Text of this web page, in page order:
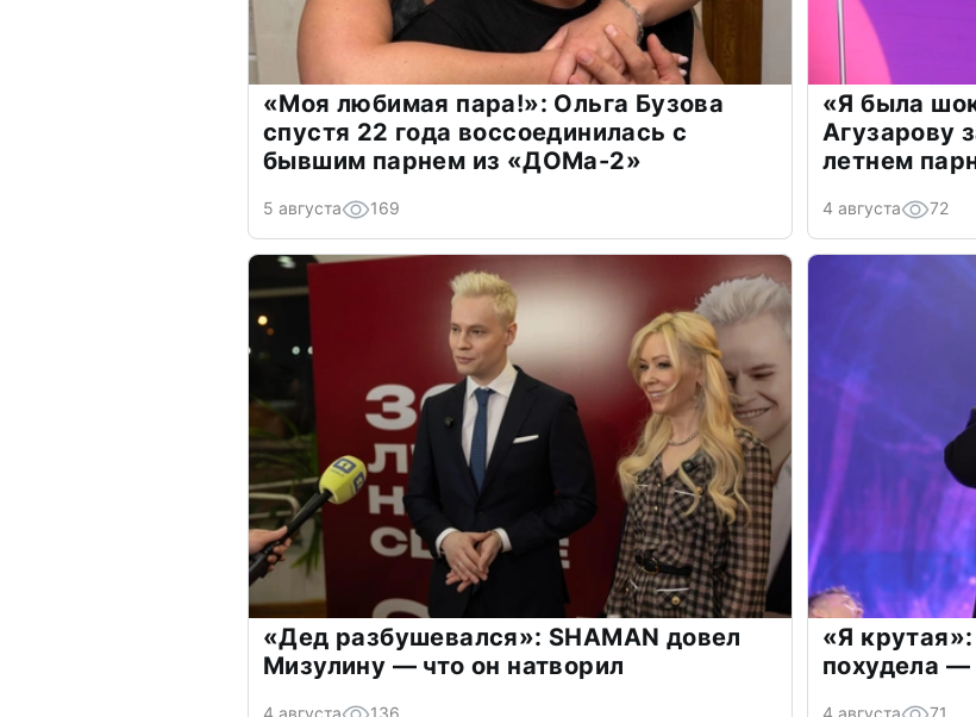
«Моя любимая пара!»: Ольга Бузова
спустя 22 года воссоединилась с
бывшим парнем из «ДОМа-2»
5 августа 169
«Я была
Агузарову
летнем
4 августа 72
«Дед разбушевался»: SHAMAN довел
Мизулину — что он натворил
4 августа 136
«Я
похудела —
4 августа 71